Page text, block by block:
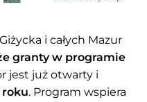
i całych Mazur
granty w programie
jest już otwarty i
roku. Program wspiera